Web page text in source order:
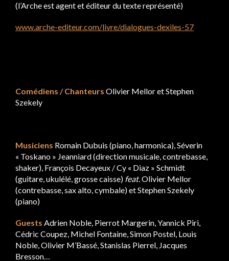
(l’Arche est agent et éditeur du texte représenté)
www.arche-editeur.com/livre/dialogues-dexiles-57
Comédiens / Chanteurs Olivier Mellor et Stephen
Szekely
Musiciens Romain Dubuis (piano, harmonica), Séverin
« Toskano » Jeanniard (direction musicale, contrebasse,
shaker), François Decayeux / Cy « Diaz » Schmidt
(guitare, ukulélé, grosse caisse) feat.Olivier Mellor
(contrebasse, sax alto, cymbale) et Stephen Szekely
(piano)
Guests Adrien Noble, Pierrot Margerin, Yannick Piri,
Cédric Coupez, Michel Fontaine, Simon Postel, Louis
Noble, Olivier M’Bassé, Stanislas Pierrel, Jacques
Bresson…